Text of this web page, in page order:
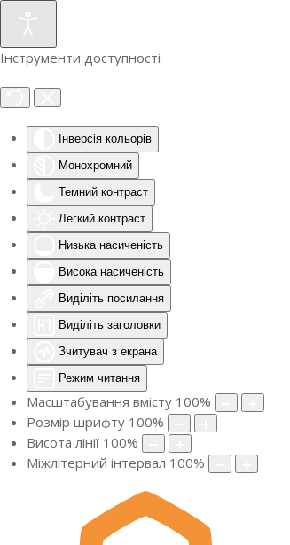
Інструменти доступності
Інверсія кольорів
Монохромний
Темний контраст
Легкий контраст
Низька насиченість
Висока насиченість
Виділіть посилання
Виділіть заголовки
Зчитувач з екрана
Режим читання
Масштабування вмісту 100%
Розмір шрифту 100%
Висота лінії 100%
Міжлітерний інтервал 100%